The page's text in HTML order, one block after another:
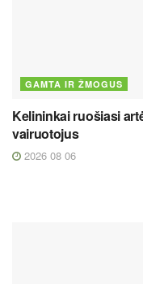
GAMTA IR ŽMOGUS
Kelininkai ruošiasi
vairuotojus
2026 08 06